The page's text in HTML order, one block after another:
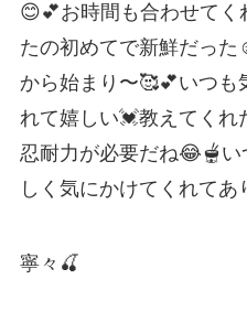
😊💕お時間も合わせて
たの初めてで新鮮だっ
から始まり〜🥰💕いつも
れて嬉しい💓教えてく
忍耐力が必要だね😂🫕
しく気にかけてくれてあ
寧々🍒